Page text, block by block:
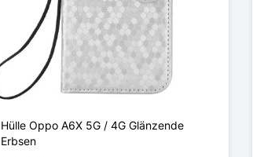
Hülle Oppo A6X 5G / 4G Glänzende
Erbsen